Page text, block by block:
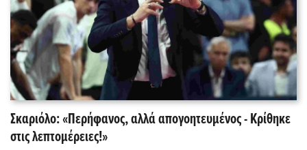
Σκαριόλο: «Περήφανος, αλλά απογοητευμένος - Κρίθηκε
στις λεπτομέρειες!»